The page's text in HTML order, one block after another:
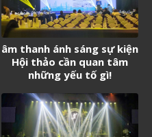
âm thanh ánh sáng sự kiện
Hội thảo cần quan tâm
những yếu tố gì!